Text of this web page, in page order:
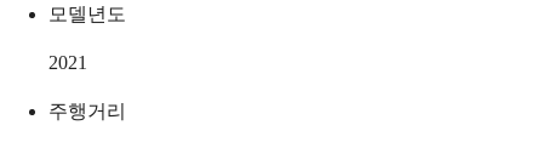
모델년도
2021
주행거리